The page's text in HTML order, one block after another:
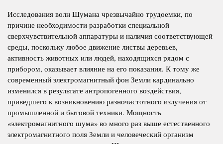
Исследования волн Шумана чрезвычайно трудоемки, по
причине необходимости разработки специальной
сверхчувствительной аппаратуры и наличия соответствующей
среды, поскольку любое движение листвы деревьев,
активность животных или людей, находящихся рядом с
прибором, оказывает влияние на его показания. К тому же
современный электромагнитный фон Земли кардинально
изменился в результате антропогенного воздействия,
приведшего к возникновению разночастотного излучения от
промышленной и бытовой техники. Мощность
«электромагнитного шума» во много раз выше естественного
электромагнитного поля Земли и человеческий организм